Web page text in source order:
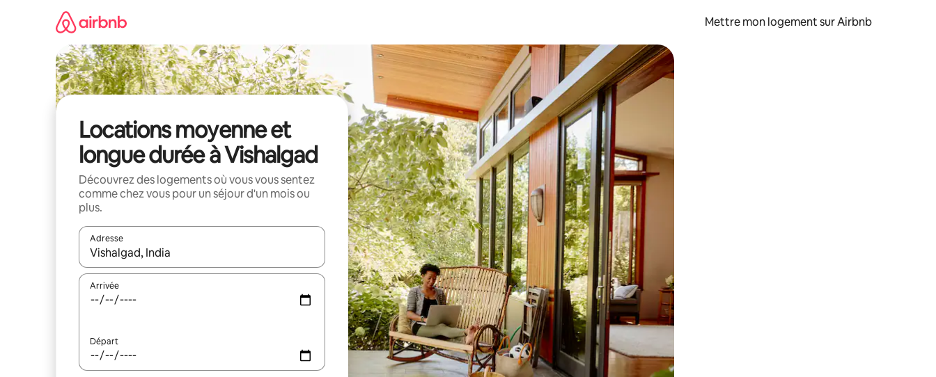
Mettre mon logement sur Airbnb
Locations moyenne et
longue durée à Vishalgad
Découvrez des logements où vous vous sentez
comme chez vous pour un séjour d'un mois ou
plus.
Adresse
Lorsque les résultats s'affichent, utilisez les flèches vers le haut et vers le bas pour les parcourir ou en appuyant et en faisant glisser.
Arrivée
Départ